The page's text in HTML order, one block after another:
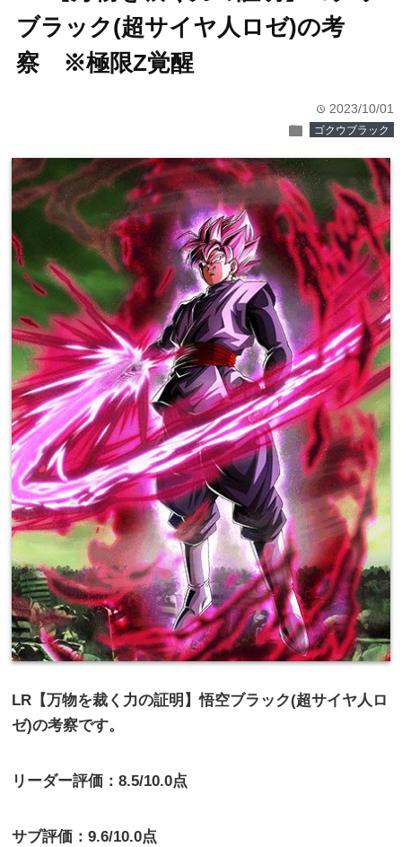
ブラック(超サイヤ人ロゼ)の考
察 ※極限Z覚醒
time 2023/10/01
folder ゴクウブラック
LR【万物を裁く力の証明】悟空ブラック(超サイヤ人ロ
ゼ)の考察です。
リーダー評価：8.5/10.0点
サブ評価：9.6/10.0点